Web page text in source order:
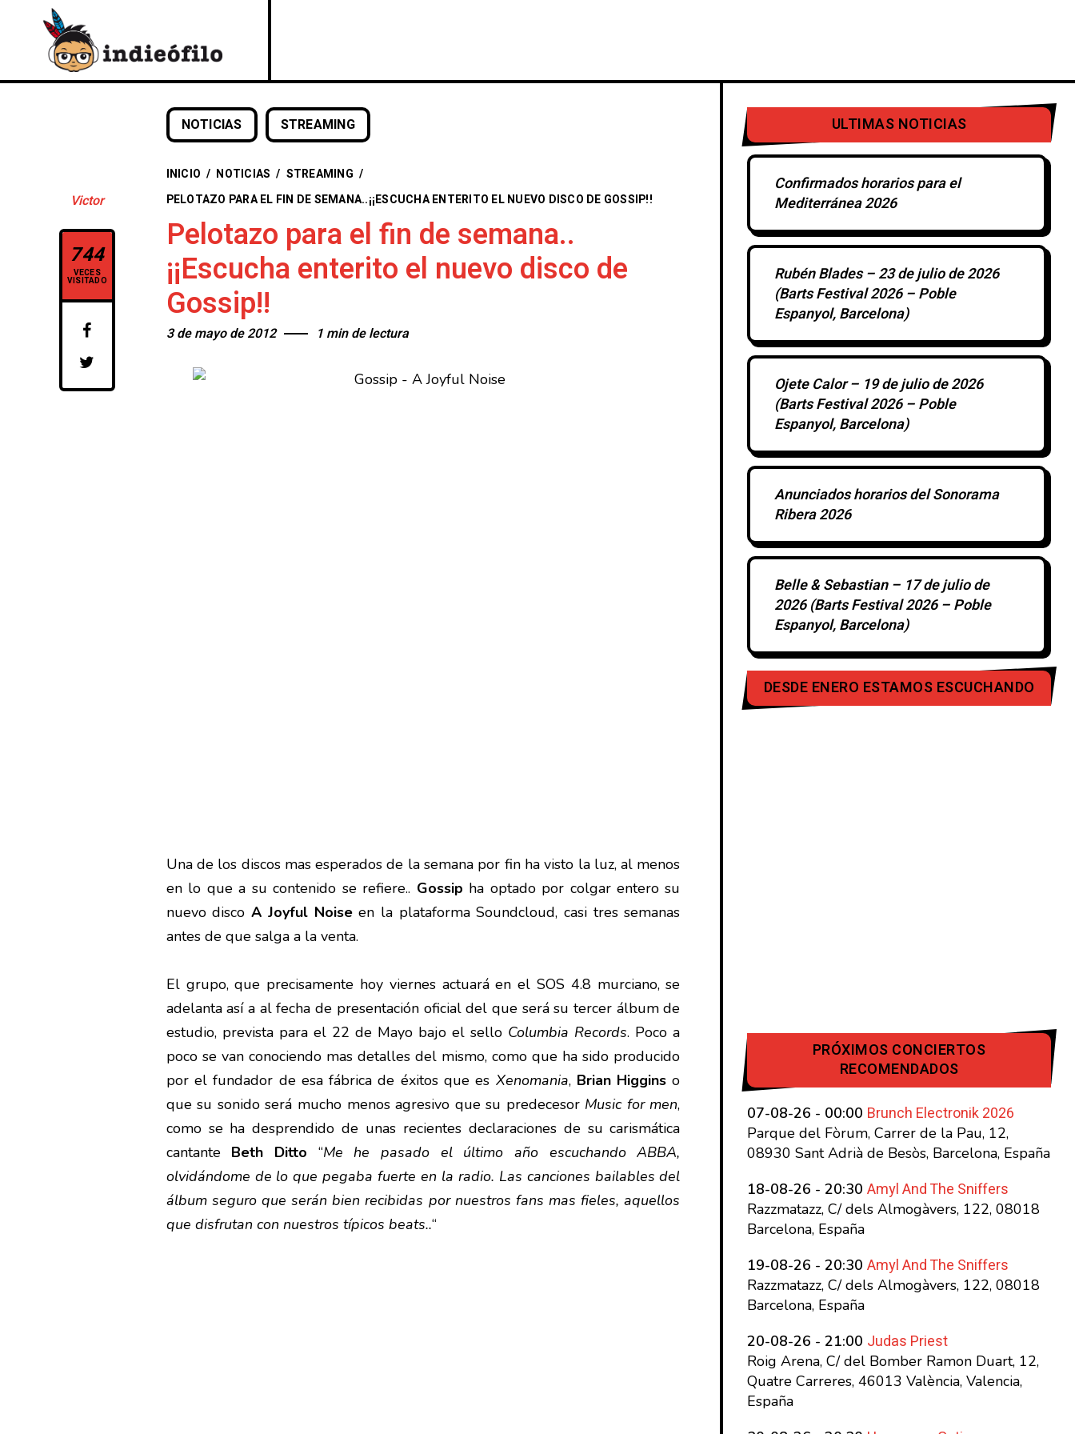
Victor
744
VECES
VISITADO
NOTICIAS STREAMING
INICIO / NOTICIAS / STREAMING /
PELOTAZO PARA EL FIN DE SEMANA..¡¡ESCUCHA ENTERITO EL NUEVO DISCO DE GOSSIP!!
Pelotazo para el fin de semana..
¡¡Escucha enterito el nuevo disco de
Gossip!!
3 de mayo de 2012 1 min de lectura
Una de los discos mas esperados de la semana por fin ha visto la luz, al menos
en lo que a su contenido se refiere.. Gossip ha optado por colgar entero su
nuevo discoA Joyful Noiseen la plataforma Soundcloud, casi tres semanas
antes de que salga a la venta.
El grupo, que precisamente hoy viernes actuará en el SOS 4.8 murciano, se
adelanta así a al fecha de presentación oficial del que será su tercer álbum de
estudio, prevista para el 22 de Mayo bajo el sello Columbia Records. Poco a
poco se van conociendo mas detalles del mismo, como que ha sido producido
por el fundador de esa fábrica de éxitos que es Xenomania, Brian Higgins o
que su sonido será mucho menos agresivo que su predecesor Music for men,
como se ha desprendido de unas recientes declaraciones de su carismática
cantante Beth Ditto “Me he pasado el último año escuchando ABBA,
olvidándome de lo que pegaba fuerte en la radio. Las canciones bailables del
álbum seguro que serán bien recibidas por nuestros fans mas fieles, aquellos
que disfrutan con nuestros típicos beats..“
ULTIMAS NOTICIAS
Confirmados horarios para el
Mediterránea 2026
Rubén Blades – 23 de julio de 2026
(Barts Festival 2026 – Poble
Espanyol, Barcelona)
Ojete Calor – 19 de julio de 2026
(Barts Festival 2026 – Poble
Espanyol, Barcelona)
Anunciados horarios del Sonorama
Ribera 2026
Belle & Sebastian – 17 de julio de
2026 (Barts Festival 2026 – Poble
Espanyol, Barcelona)
DESDE ENERO ESTAMOS ESCUCHANDO
PRÓXIMOS CONCIERTOS
RECOMENDADOS
07-08-26 - 00:00 Brunch Electronik 2026
Parque del Fòrum, Carrer de la Pau, 12,
08930 Sant Adrià de Besòs, Barcelona, España
18-08-26 - 20:30 Amyl And The Sniffers
Razzmatazz, C/ dels Almogàvers, 122, 08018
Barcelona, España
19-08-26 - 20:30 Amyl And The Sniffers
Razzmatazz, C/ dels Almogàvers, 122, 08018
Barcelona, España
20-08-26 - 21:00 Judas Priest
Roig Arena, C/ del Bomber Ramon Duart, 12,
Quatre Carreres, 46013 València, Valencia,
España